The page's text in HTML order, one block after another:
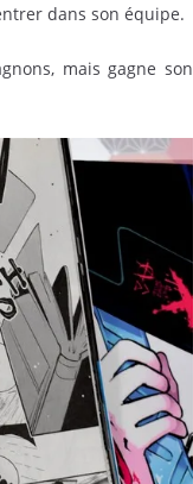
dans son équipe.
mais gagne son